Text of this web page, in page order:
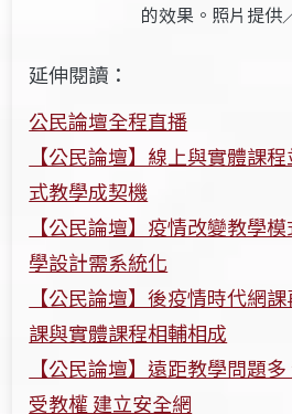
的效果。照片提供
延伸閱讀：
公民論壇全程直播
【公民論壇】線上與實體課
式教學成契機
【公民論壇】疫情改變教學
學設計需系統化
【公民論壇】後疫情時代網
課與實體課程相輔相成
【公民論壇】遠距教學問題
受教權 建立安全網